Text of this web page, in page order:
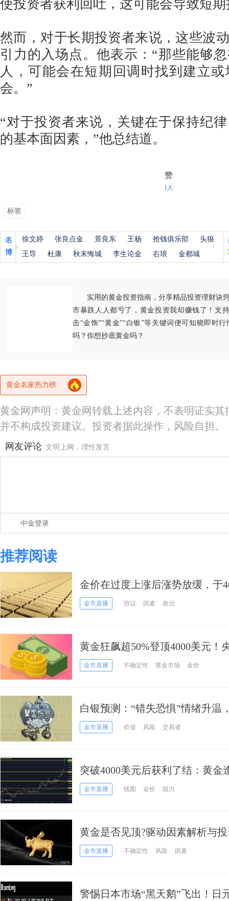
使投资者获利回吐，这可能会导致短
然而，对于长期投资者来说，这些波
引力的入场点。他表示：“那些能够
人，可能会在短期回调时找到建立
会。”
“对于投资者来说，关键在于保持纪
的基本面因素，”他总结道。
赞
1人
标签
名
博
徐文婷 张良点金 景良东 王杨 抢钱俱乐部
头狼
王导
杜康 秋末悔城 李生论金 右琅 金都城
实用的黄金投资指南，分享精品投资理财诀
市暴跌人人都亏了，黄金投资我却赚钱了！支
击“金饰”“黄金”“白银”等关键词便可知晓即时
吗？你想抄底黄金吗？
黄金名家热力榜
黄金网声明：黄金网转载上述内容，不表明证实
并不构成投资建议。投资者据此操作，风险自担。
网友评论 文明上网，理性发言
中金登录
推荐阅读
金价在过度上涨后涨势放缓，于
金市直播 协议 因素 政治
黄金狂飙超50%登顶4000美元！
金推高这场“史诗级牛市”
金市直播 不确定性 黄金市场 金价
白银预测：“错失恐惧”情绪升温
金市直播 价值 风险 交易者
突破4000美元后获利了结：黄金
破“双顶”将打破天花板
金市直播 线图 金价 阻力
黄金是否见顶?驱动因素解析与
金市直播 不确定性 风险 因素
警惕日本市场“黑天鹅”飞出！日